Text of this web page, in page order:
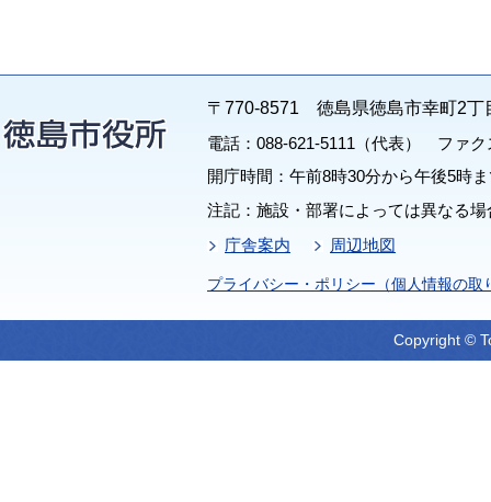
〒770-8571 徳島県徳島市幸町2丁
電話：088-621-5111（代表） ファク
開庁時間：午前8時30分から午後5時
注記：施設・部署によっては異なる
庁舎案内
周辺地図
プライバシー・ポリシー（個人情報の取
Copyright ©